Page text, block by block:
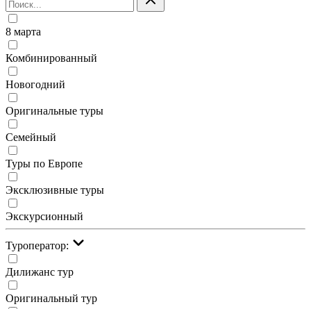
8 марта
Комбинированный
Новогодний
Оригинальные туры
Семейный
Туры по Европе
Эксклюзивные туры
Экскурсионный
Туроператор:
Дилижанс тур
Оригинальный тур